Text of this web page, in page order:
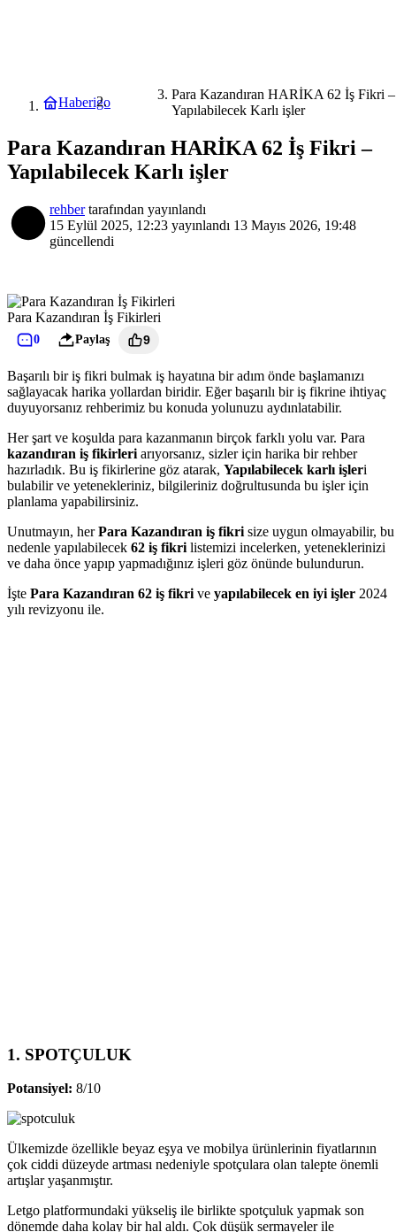
Haberigo Rehber
Para Kazandıran HARİKA 62 İş Fikri –
Yapılabilecek Karlı işler
Para Kazandıran HARİKA 62 İş Fikri –
Yapılabilecek Karlı işler
rehbertarafından yayınlandı
15 Eylül 2025, 12:23 yayınlandı 13 Mayıs 2026, 19:48
güncellendi
Para Kazandıran İş Fikirleri
0 Paylaş 9
Başarılı bir iş fikri bulmak iş hayatına bir adım önde başlamanızı
sağlayacak harika yollardan biridir. Eğer başarılı bir iş fikrine ihtiyaç
duyuyorsanız rehberimiz bu konuda yolunuzu aydınlatabilir.
Her şart ve koşulda para kazanmanın birçok farklı yolu var. Para
kazandıran iş fikirleri arıyorsanız, sizler için harika bir rehber
hazırladık. Bu iş fikirlerine göz atarak, Yapılabilecek karlı işleri
bulabilir ve yetenekleriniz, bilgileriniz doğrultusunda bu işler için
planlama yapabilirsiniz.
Unutmayın, herPara Kazandıran iş fikri size uygun olmayabilir, bu
nedenle yapılabilecek 62 iş fikri listemizi incelerken, yeteneklerinizi
ve daha önce yapıp yapmadığınız işleri göz önünde bulundurun.
İşte Para Kazandıran 62 iş fikri ve yapılabilecek en iyi işler 2024
yılı revizyonu ile.
1. SPOTÇULUK
Potansiyel: 8/10
Ülkemizde özellikle beyaz eşya ve mobilya ürünlerinin fiyatlarının
çok ciddi düzeyde artması nedeniyle spotçulara olan talepte önemli
artışlar yaşanmıştır.
Letgo platformundaki yükseliş ile birlikte spotçuluk yapmak son
dönemde daha kolay bir hal aldı. Çok düşük sermayeler ile